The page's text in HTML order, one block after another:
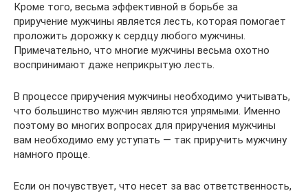
Кроме того, весьма эффективной в борьбе за
приручение мужчины является лесть, которая помогает
проложить дорожку к сердцу любого мужчины.
Примечательно, что многие мужчины весьма охотно
воспринимают даже неприкрытую лесть.
В процессе приручения мужчины необходимо учитывать,
что большинство мужчин являются упрямыми. Именно
поэтому во многих вопросах для приручения мужчины
вам необходимо ему уступать — так приручить мужчину
намного проще.
Если он почувствует, что несет за вас ответственность,